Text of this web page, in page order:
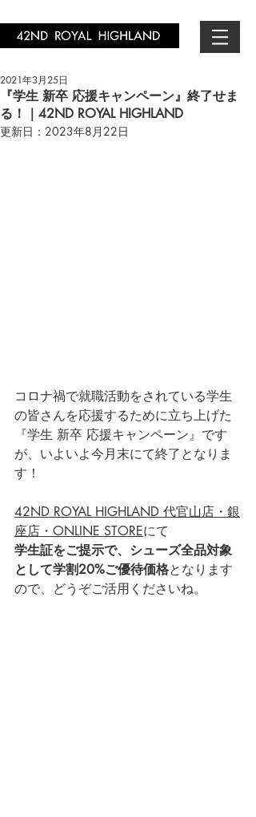
『学生 新卒 応援キャンペーン』終了せま
る！｜42ND ROYAL HIGHLAND
2021年3月25日
更新日： 2023年8月22日
コロナ禍で就職活動をされている学生
の皆さんを応援するために立ち上げた
『学生 新卒 応援キャンペーン』です
が、いよいよ今月末にて終了となりま
す！
42ND ROYAL HIGHLAND 代官山店・銀
座店 ・ ONLINE STOREにて
学生証をご提示で、シューズ全品対象
として学割20%ご優待価格となります
ので、どうぞご活用くださいね。